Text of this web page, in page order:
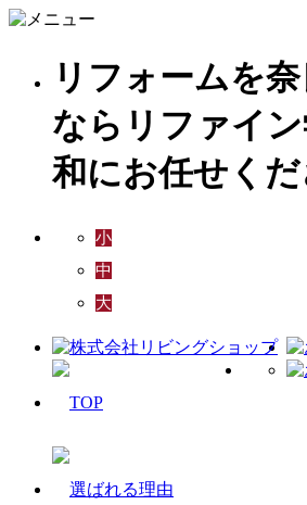
リフォームを
ならリファイ
和にお任せくだ
小
中
大